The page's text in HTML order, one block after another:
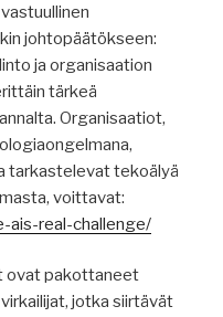
johtopäätökseen:
ja organisaation
tärkeä
Organisaatiot,
tarkastelevat tekoälyä
voittavat:
ais-real-challenge/
ovat pakottaneet
jotka siirtävät